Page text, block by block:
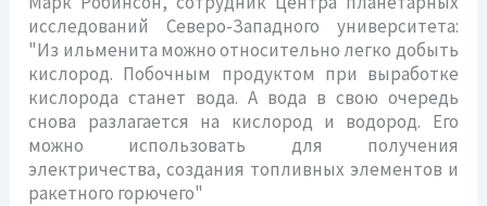
исследований Северо-Западного университета:
"Из ильменита можно относительно легко добыть
кислород. Побочным продуктом при выработке
кислорода станет вода. А вода в свою очередь
снова разлагается на кислород и водород. Его
можно использовать для получения
электричества, создания топливных элементов и
ракетного горючего"